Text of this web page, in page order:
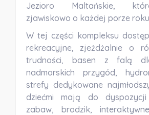
Jezioro Maltańskie,
zjawiskowo o każdej porze
W tej części kompleksu
rekreacyjne, zjeżdżalnie o
trudności, basen z falą
nadmorskich przygód,
strefy dedykowane
dziećmi mają do
zabaw, brodzik,